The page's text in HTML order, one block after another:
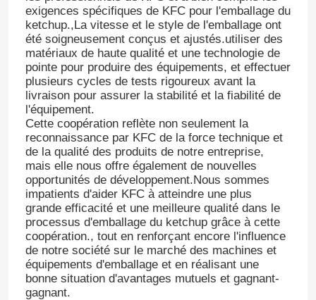
exigences spécifiques de KFC pour l'emballage du
ketchup.,La vitesse et le style de l'emballage ont
été soigneusement conçus et ajustés.utiliser des
matériaux de haute qualité et une technologie de
pointe pour produire des équipements, et effectuer
plusieurs cycles de tests rigoureux avant la
livraison pour assurer la stabilité et la fiabilité de
l'équipement.
Cette coopération reflète non seulement la
reconnaissance par KFC de la force technique et
de la qualité des produits de notre entreprise,
mais elle nous offre également de nouvelles
opportunités de développement.Nous sommes
impatients d'aider KFC à atteindre une plus
grande efficacité et une meilleure qualité dans le
processus d'emballage du ketchup grâce à cette
coopération., tout en renforçant encore l'influence
de notre société sur le marché des machines et
équipements d'emballage et en réalisant une
bonne situation d'avantages mutuels et gagnant-
gagnant.